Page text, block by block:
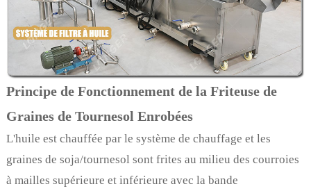
Principe de Fonctionnement de la Friteuse de
Graines de Tournesol Enrobées
L'huile est chauffée par le système de chauffage et les
graines de soja/tournesol sont frites au milieu des courroies
à mailles supérieure et inférieure avec la bande